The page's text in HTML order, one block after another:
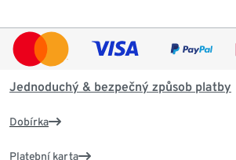
Jednoduchý & bezpečný způsob platby
Dobírka
Platební karta